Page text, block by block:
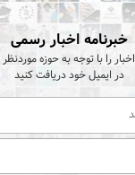
خبرنامه اخبار رسمی
اخبار را با توجه به حوزه موردنظر
در ایمیل خود دریافت کنید